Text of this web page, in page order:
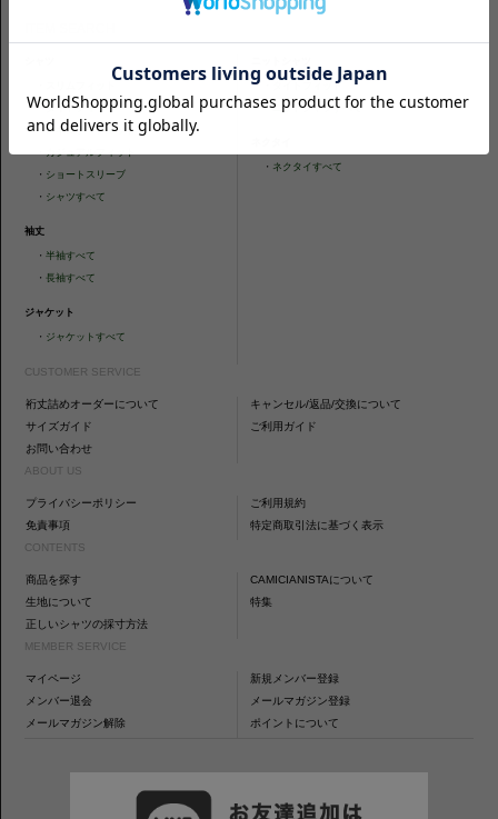
・タイトフィット
・レギュラーフィット
・ ショートスリーブ
・ シャツすべて
袖丈
・半袖すべて
・長袖すべて
ジャケット
・ ジャケットすべて
タイトフィット
・ニットシャツすべて
・ ネクタイすべて
CUSTOMER SERVICE
裄丈詰めオーダーについて
キャンセル/返品/交換について
サイズガイド
ご利用ガイド
お問い合わせ
ABOUT US
プライバシーポリシー
ご利用規約
免責事項
特定商取引法に基づく表示
CONTENTS
商品を探す
CAMICIANISTAについて
生地について
特集
正しいシャツの採寸方法
MEMBER SERVICE
マイページ
新規メンバー登録
メンバー退会
メールマガジン登録
メールマガジン解除
ポイントについて